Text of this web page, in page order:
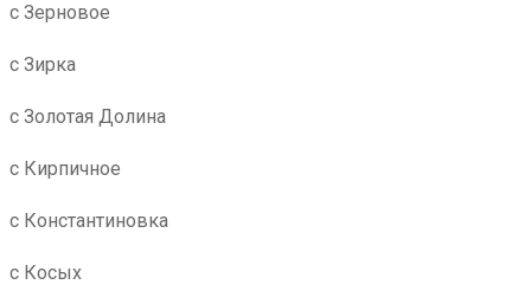
с Зерновое
с Зирка
с Золотая Долина
с Кирпичное
с Константиновка
с Косых